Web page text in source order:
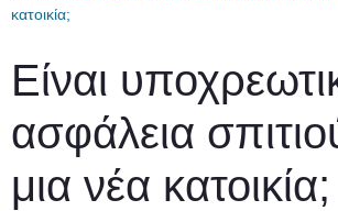
κατοικία;
Είναι
ασφάλεια
μια νέα κατοικία;